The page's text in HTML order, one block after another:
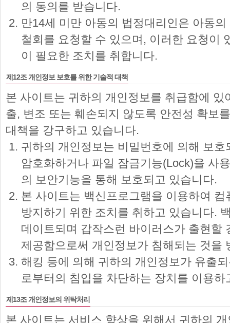
의 동의를 받습니다.
만14세 미만 아동의 법정대리인은 아동
철회를 요청할 수 있으며, 이러한 요청이
이 필요한 조치를 취합니다.
제12조 개인정보 보호를 위한 기술적 대책
본 사이트는 귀하의 개인정보를 취급함에 있
출, 변조 또는 훼손되지 않도록 안전성 확보
대책을 강구하고 있습니다.
귀하의 개인정보는 비밀번호에 의해 보
암호화하거나 파일 잠금기능(Lock)을 사
의 보안기능을 통해 보호되고 있습니다.
본 사이트는 백신프로그램을 이용하여
방지하기 위한 조치를 취하고 있습니다.
데이트되며 갑작스런 바이러스가 출현할
제공함으로써 개인정보가 침해되는 것을
해킹 등에 의해 귀하의 개인정보가 유출
로부터의 침입을 차단하는 장치를 이용하
제13조 개인정보의 위탁처리
본 사이트는 서비스 향상을 위해서 귀하의